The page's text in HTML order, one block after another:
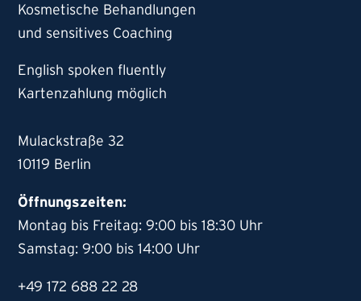
Kosmetische Behandlungen
und sensitives Coaching
English spoken fluently
Kartenzahlung möglich
Mulackstraße 32
10119 Berlin
Öffnungszeiten:
Montag bis Freitag: 9:00 bis 18:30 Uhr
Samstag: 9:00 bis 14:00 Uhr
+49 172 688 22 28